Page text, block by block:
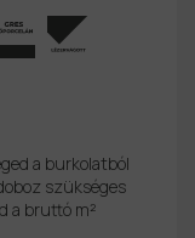
a burkolatból
szükséges
a bruttó m²